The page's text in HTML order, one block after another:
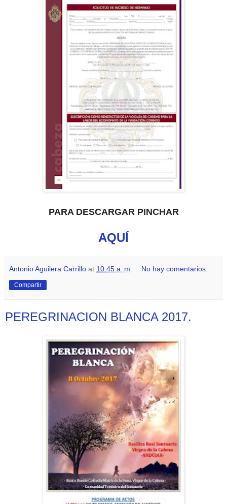
PARA DESCARGAR PINCHAR
AQUÍ
Antonio Aguilera Carrillo at 10:45 a. m. No hay comentarios:
Compartir
PEREGRINACION BLANCA 2017.